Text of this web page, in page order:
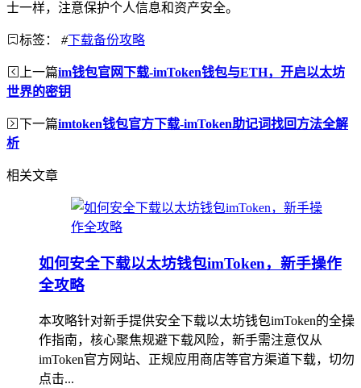
士一样，注意保护个人信息和资产安全。
标签： #下载备份攻略
上一篇im钱包官网下载-imToken钱包与ETH，开启以太坊
世界的密钥
下一篇imtoken钱包官方下载-imToken助记词找回方法全解
析
相关文章
如何安全下载以太坊钱包imToken，新手操作
全攻略
本攻略针对新手提供安全下载以太坊钱包imToken的全操
作指南，核心聚焦规避下载风险，新手需注意仅从
imToken官方网站、正规应用商店等官方渠道下载，切勿
点击...